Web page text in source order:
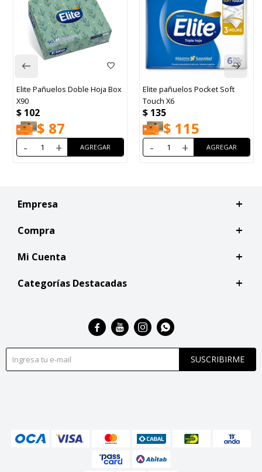
Elite Pañuelos Doble Hoja Box
X90
$ 102
$ 87
- +
Elite pañuelos Pocket Soft
Touch X6
$ 135
$ 115
- +
Empresa
Compra
Mi Cuenta
Categorías Destacadas
SUSCRIBIRME
   